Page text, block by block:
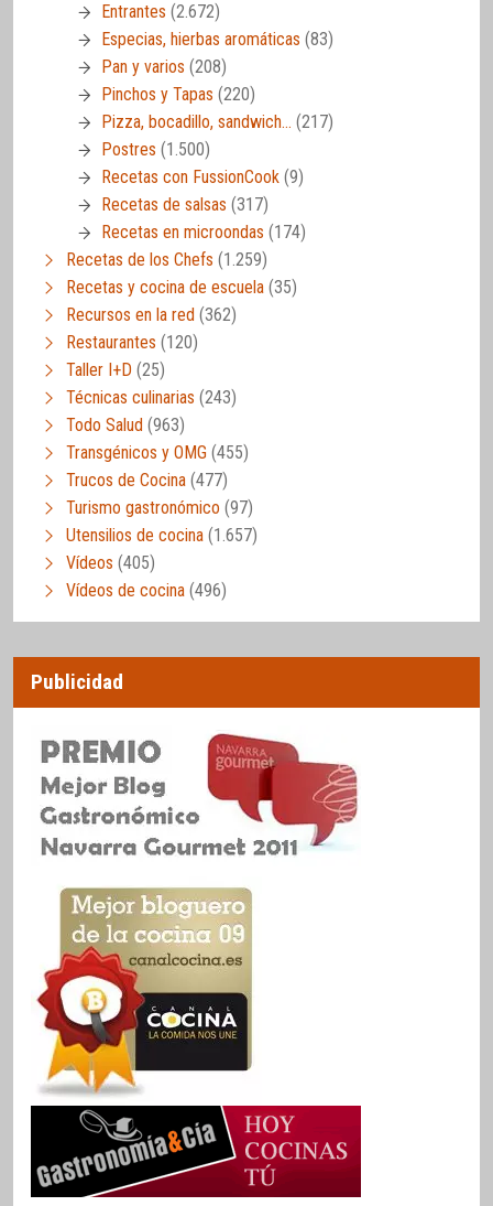
Entrantes (2.672)
Especias, hierbas aromáticas (83)
Pan y varios (208)
Pinchos y Tapas (220)
Pizza, bocadillo, sandwich… (217)
Postres (1.500)
Recetas con FussionCook (9)
Recetas de salsas (317)
Recetas en microondas (174)
Recetas de los Chefs (1.259)
Recetas y cocina de escuela (35)
Recursos en la red (362)
Restaurantes (120)
Taller I+D (25)
Técnicas culinarias (243)
Todo Salud (963)
Transgénicos y OMG (455)
Trucos de Cocina (477)
Turismo gastronómico (97)
Utensilios de cocina (1.657)
Vídeos (405)
Vídeos de cocina (496)
Publicidad